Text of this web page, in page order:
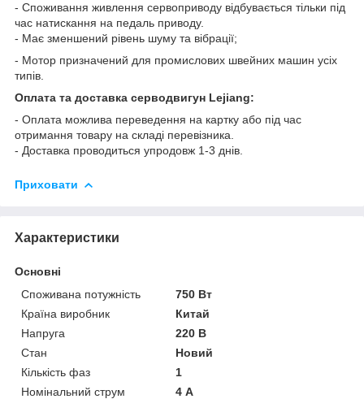
- Споживання живлення сервоприводу відбувається тільки під
час натискання на педаль приводу.
- Має зменшений рівень шуму та вібрації;
- Мотор призначений для промислових швейних машин усіх
типів.
Оплата та доставка серводвигун Lejiang:
- Оплата можлива переведення на картку або під час
отримання товару на складі перевізника.
- Доставка проводиться упродовж 1-3 днів.
Приховати
Характеристики
Основні
Споживана потужність
750 Вт
Країна виробник
Китай
Напруга
220 В
Стан
Новий
Кількість фаз
1
Номінальний струм
4 А